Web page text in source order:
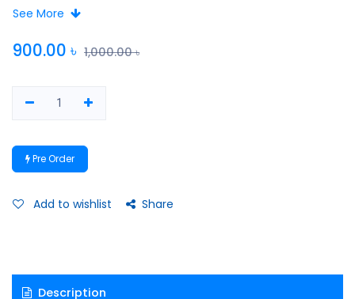
প্রিয় বিষয় ভূত এবং ভৌত পরিমণ্ডল আমাদের জীবনের ধরাবাঁধা সীমানাকে প্রসারিত করে
অসঙ্গতি। রূপকথা, কল্পবিজ্ঞান বা নননেন্স ভার্সে যেমন লোকে যুক্তি-বিজ্ঞান খুঁজতে যায় না,
ধরতে পারলে সংশোধন করা যাবে।
See More
900.00 ৳ 1,000.00৳
Pre Order
Add to wishlist Share
Description